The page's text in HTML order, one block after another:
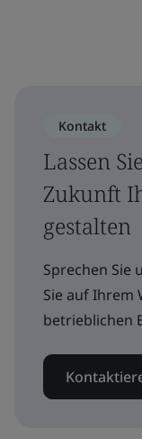
Kontakt
Lassen
Zukunft
gestalten
Sprechen Sie
Sie auf Ihrem
betrieblichen